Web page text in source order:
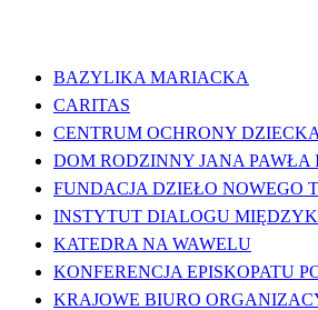
BAZYLIKA MARIACKA
CARITAS
CENTRUM OCHRONY DZIECKA
DOM RODZINNY JANA PAWŁA
FUNDACJA DZIEŁO NOWEGO
INSTYTUT DIALOGU
KATEDRA NA WAWELU
KONFERENCJA EPISKOPATU
KRAJOWE BIURO